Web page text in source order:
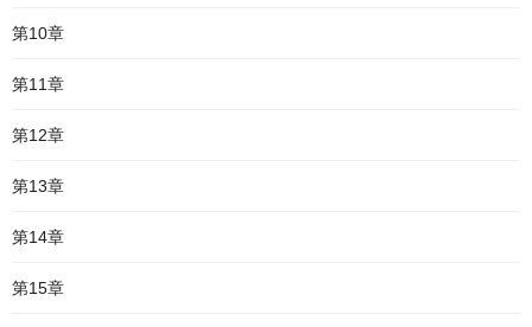
第10章
第11章
第12章
第13章
第14章
第15章